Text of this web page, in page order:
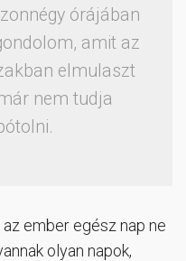
órájában
amit az
elmulaszt
nem tudja
ember egész nap ne
olyan napok,